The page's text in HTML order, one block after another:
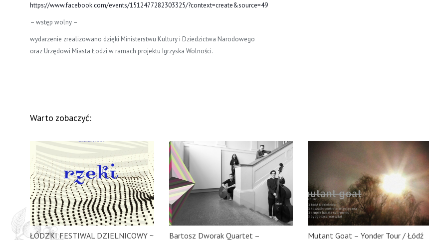
https://www.facebook.com/events/1512477282303325/?context=create&source=49
– wstęp wolny –
wydarzenie zrealizowano dzięki Ministerstwu Kultury i Dziedzictwa Narodowego
oraz Urzędowi Miasta Łodzi w ramach projektu Igrzyska Wolności.
Warto zobaczyć:
ŁÓDZKI FESTIWAL DZIELNICOWY ~ Bartosz Dworak Quartet – Mutant Goat – Yonder Tour / Łódź